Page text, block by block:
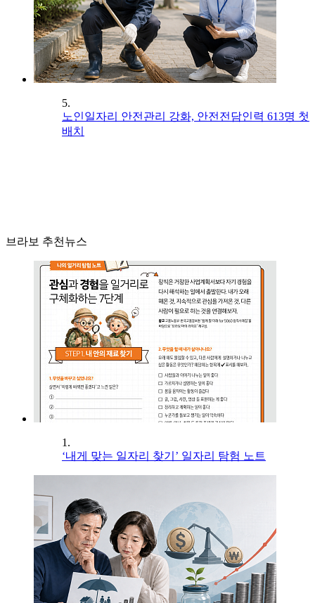
5.
노인일자리 안전관리 강화, 안전전담인력 613명 첫
배치
브라보 추천뉴스
1.
‘내게 맞는 일자리 찾기’ 일자리 탐험 노트